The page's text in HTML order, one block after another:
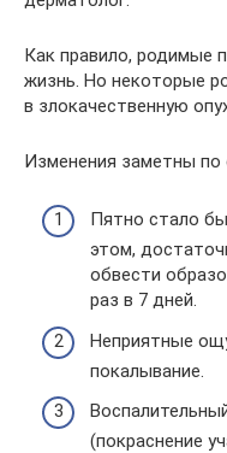
Как правило, родимые
жизнь. Но некоторые
в злокачественную
Изменения заметны
Пятно стало
этом,
обвести
раз в 7 дней.
Неприятные
покалывание.
(покраснение